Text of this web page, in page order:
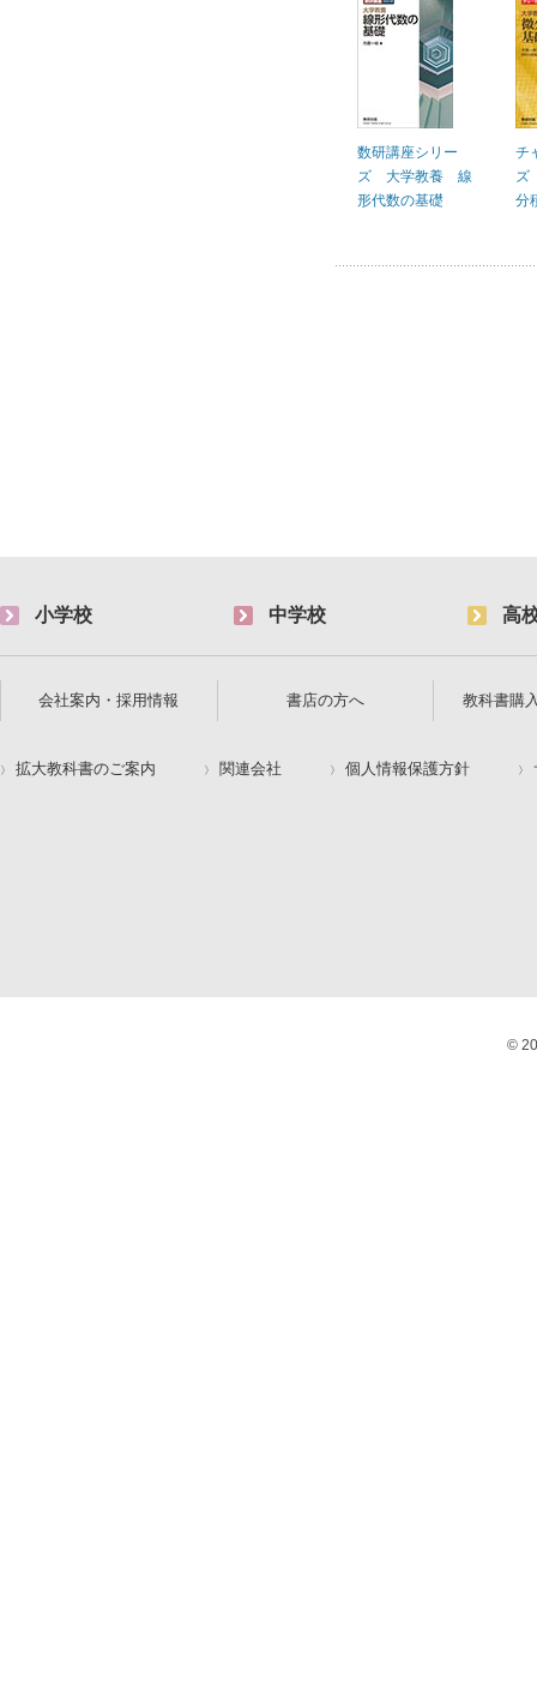
数研講座シリー
ズ 大学教養 線
形代数の基礎
チ
ズ
分
小学校 中学校 高
会社案内・採用情報 書店の方へ 教科書購
拡大教科書のご案内 関連会社 個人情報保護方針
©